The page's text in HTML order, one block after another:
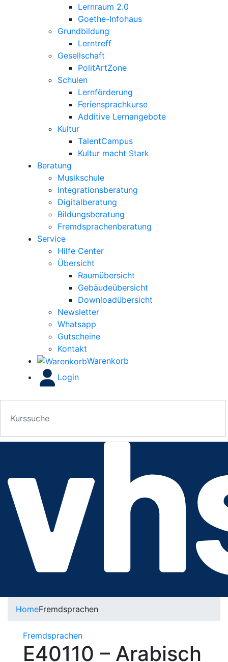
Lernraum 2.0
Goethe-Infohaus
Grundbildung
Lerntreff
Gesellschaft
PolitArtZone
Schulen
Lernförderung
Feriensprachkurse
Additive Lernangebote
Kultur
TalentCampus
Kultur macht Stark
Beratung
Musikschule
Integrationsberatung
Digitalberatung
Bildungsberatung
Fremdsprachenberatung
Service
Hilfe Center
Übersicht
Raumübersicht
Gebäudeübersicht
Downloadübersicht
Newsletter
Whatsapp
Gutscheine
Kontakt
Warenkorb
Login
HomeFremdsprachen
Fremdsprachen
E40110 – Arabisch